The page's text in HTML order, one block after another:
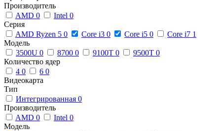
Производитель
AMD 0 Intel 0
Серия
AMD Ryzen 5 0 Core i3 0 Core i5 0 Core i7 1
Модель
3500U 0 8700 0 9100T 0 9500T 0
Количество ядер
4 0 6 0
Видеокарта
Тип
Интегрированная 0
Производитель
AMD 0 Intel 0
Модель